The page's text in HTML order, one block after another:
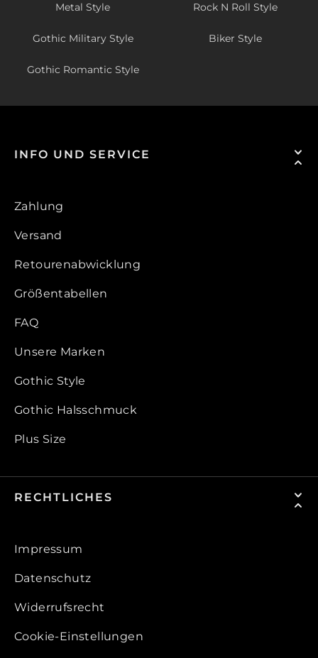
Metal Style Rock N Roll Style
Gothic Military Style Biker Style
Gothic Romantic Style
INFO UND SERVICE
Zahlung
Versand
Retourenabwicklung
Größentabellen
FAQ
Unsere Marken
Gothic Style
Gothic Halsschmuck
Plus Size
RECHTLICHES
Impressum
Datenschutz
Widerrufsrecht
Cookie-Einstellungen